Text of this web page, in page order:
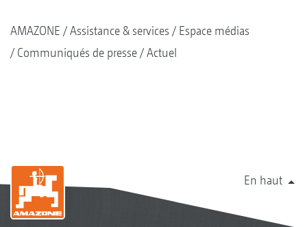
AMAZONE Assistance & services
Espace médias
Communiqués de presse
Actuel
En haut